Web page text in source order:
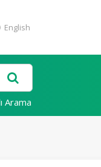
English
Arama